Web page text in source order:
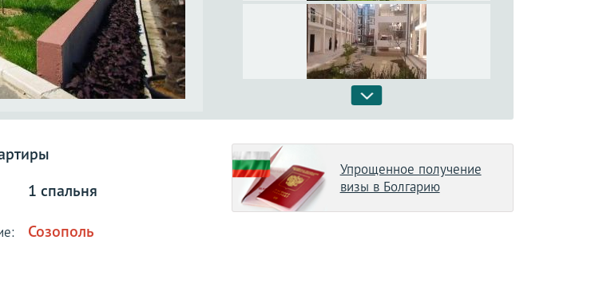
1 спальня
Созополь
Упрощенное получение
визы в Болгарию